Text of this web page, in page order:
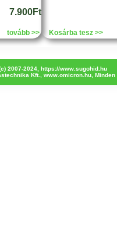
7.900Ft
tovább >> Kosárba tesz >>
2007-2024, https://www.sugohid.hu
Kft., www.omicron.hu, Minden